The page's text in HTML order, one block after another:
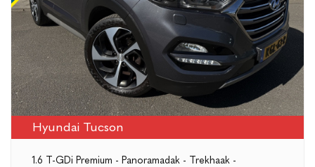
Hyundai Tucson
1.6 T-GDi Premium - Panoramadak - Trekhaak -